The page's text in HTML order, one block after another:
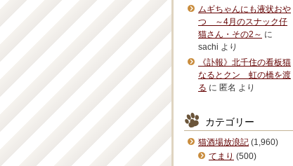
ムギちゃんにも液状おや
つ ～4月のスナック仔
猫さん・その2～ に
sachi より
《訃報》北千住の看板猫
なるとクン 虹の橋を渡
る に 匿名 より
カテゴリー
猫酒場放浪記 (1,960)
てまり (500)